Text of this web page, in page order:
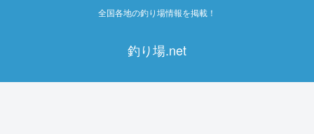
全国各地の釣り場情報を掲載！
釣り場.net